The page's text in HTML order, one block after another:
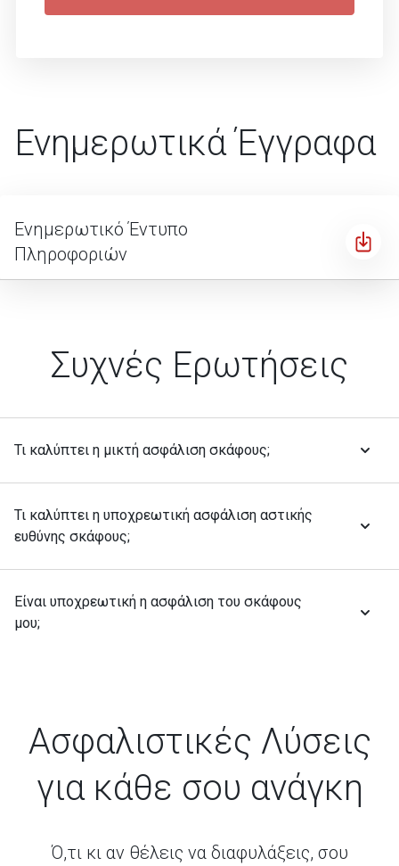
Ενημερωτικά Έγγραφα
Ενημερωτικό Έντυπο
Πληροφοριών
Συχνές Ερωτήσεις
Τι καλύπτει η μικτή ασφάλιση σκάφους;
Τι καλύπτει η υποχρεωτική ασφάλιση αστικής
ευθύνης σκάφους;
Είναι υποχρεωτική η ασφάλιση του σκάφους
μου;
Ασφαλιστικές Λύσεις
για κάθε σου ανάγκη
Ό,τι κι αν θέλεις να διαφυλάξεις, σου